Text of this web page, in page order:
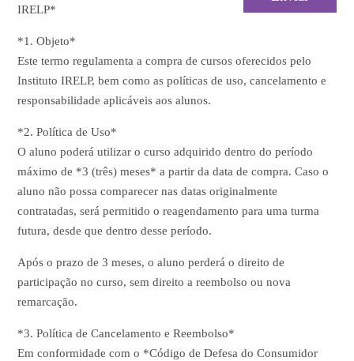
IRELP*
*1. Objeto*
Este termo regulamenta a compra de cursos oferecidos pelo
Instituto IRELP, bem como as políticas de uso, cancelamento e
responsabilidade aplicáveis aos alunos.
*2. Política de Uso*
O aluno poderá utilizar o curso adquirido dentro do período
máximo de *3 (três) meses* a partir da data de compra. Caso o
aluno não possa comparecer nas datas originalmente
contratadas, será permitido o reagendamento para uma turma
futura, desde que dentro desse período.
Após o prazo de 3 meses, o aluno perderá o direito de
participação no curso, sem direito a reembolso ou nova
remarcação.
*3. Política de Cancelamento e Reembolso*
Em conformidade com o *Código de Defesa do Consumidor